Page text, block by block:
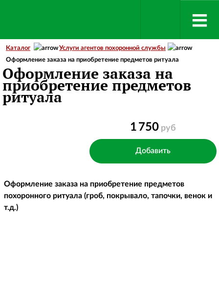
Каталог
Услуги агентов похоронной службы
Оформление заказа на приобретение предметов ритуала
Оформление заказа на
приобретение предметов
ритуала
1 750 руб
Оформление заказа на приобретение предметов
похоронного ритуала (гроб, покрывало, тапочки, венок и
т.д.)